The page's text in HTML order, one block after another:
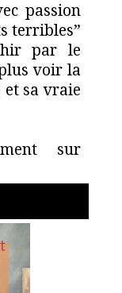
passion
terribles”
par le
voir la
sa vraie
sur